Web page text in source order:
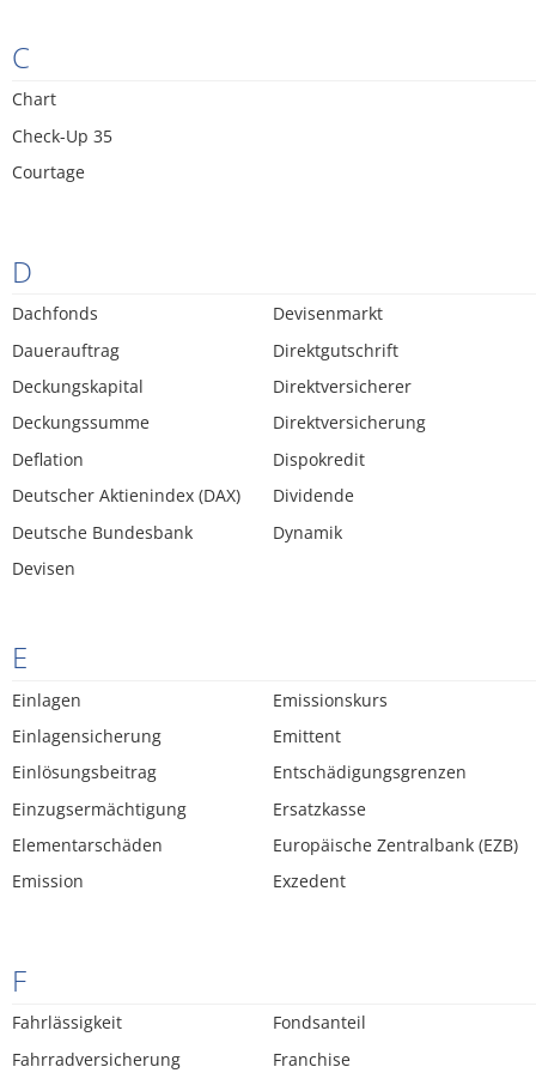
C
Chart
Check-Up 35
Courtage
D
Dachfonds
Dauerauftrag
Deckungskapital
Deckungssumme
Deflation
Deutscher Aktienindex (DAX)
Deutsche Bundesbank
Devisen
Devisenmarkt
Direktgutschrift
Direktversicherer
Direktversicherung
Dispokredit
Dividende
Dynamik
E
Einlagen
Einlagensicherung
Einlösungsbeitrag
Einzugsermächtigung
Elementarschäden
Emission
Emissionskurs
Emittent
Entschädigungsgrenzen
Ersatzkasse
Europäische Zentralbank (EZB)
Exzedent
F
Fahrlässigkeit
Fahrradversicherung
Fondsanteil
Franchise